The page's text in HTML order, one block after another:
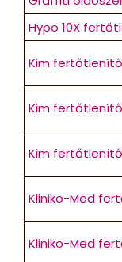
Hypo 10X
Kim
Kim
Kim
Kliniko-Med
Kliniko-Med